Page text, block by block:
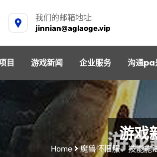
我们的邮箱地址:
jinnian@aglaoge.vip
目 游戏新闻 企业服务 沟通pa
游戏
Home 魔兽怀旧服：技能施